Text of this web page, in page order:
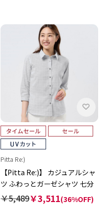
Pitta Re:)
【Pitta Re:)】 カジュアルシャ
ツ ふわっとガーゼシャツ 七分
袖 綿100% レディース
￥5,489￥3,511(36%OFF)